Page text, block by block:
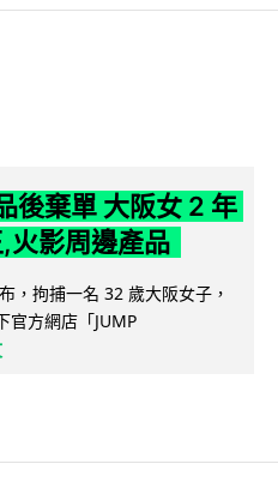
後棄單 大阪女 2 年
火影周邊產品
，拘捕一名 32 歲大阪女子，
官方網店「JUMP